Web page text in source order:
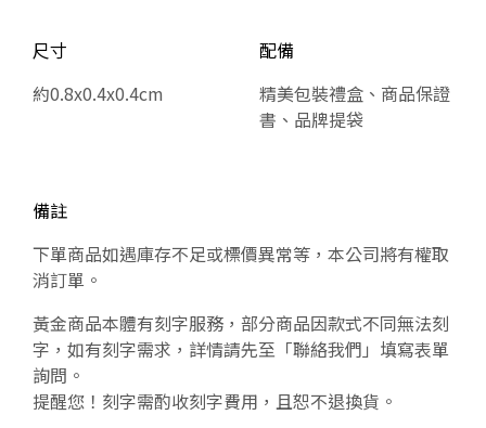
尺寸
約0.8x0.4x0.4cm
配備
精美包裝禮盒、商品保證
書、品牌提袋
備註
下單商品如遇庫存不足或標價異常等，本公司將有權取
消訂單。
黃金商品本體有刻字服務，部分商品因款式不同無法刻
字，如有刻字需求，詳情請先至「聯絡我們」填寫表單
詢問。
提醒您！刻字需酌收刻字費用，且恕不退換貨。